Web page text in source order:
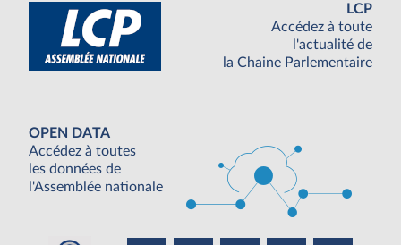
LCP
Accédez à toute
l'actualité de
la Chaine Parlementaire
OPEN DATA
Accédez à toutes
les données de
l'Assemblée nationale